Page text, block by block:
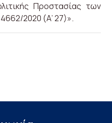
Προστασίας των
2020 (Α’ 27)».